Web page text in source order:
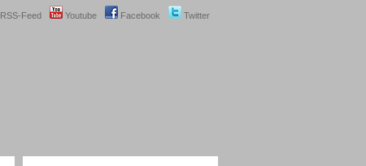
Twitter
Facebook
Youtube
RSS-Feed